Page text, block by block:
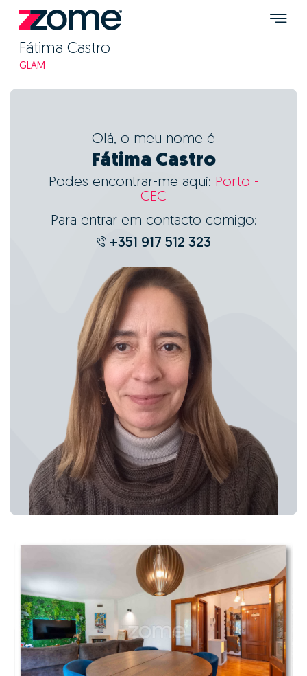
Fátima Castro
GLAM
Olá, o meu nome é
Fátima Castro
Podes encontrar-me aqui: Porto -
CEC
Para entrar em contacto comigo:
+351 917 512 323